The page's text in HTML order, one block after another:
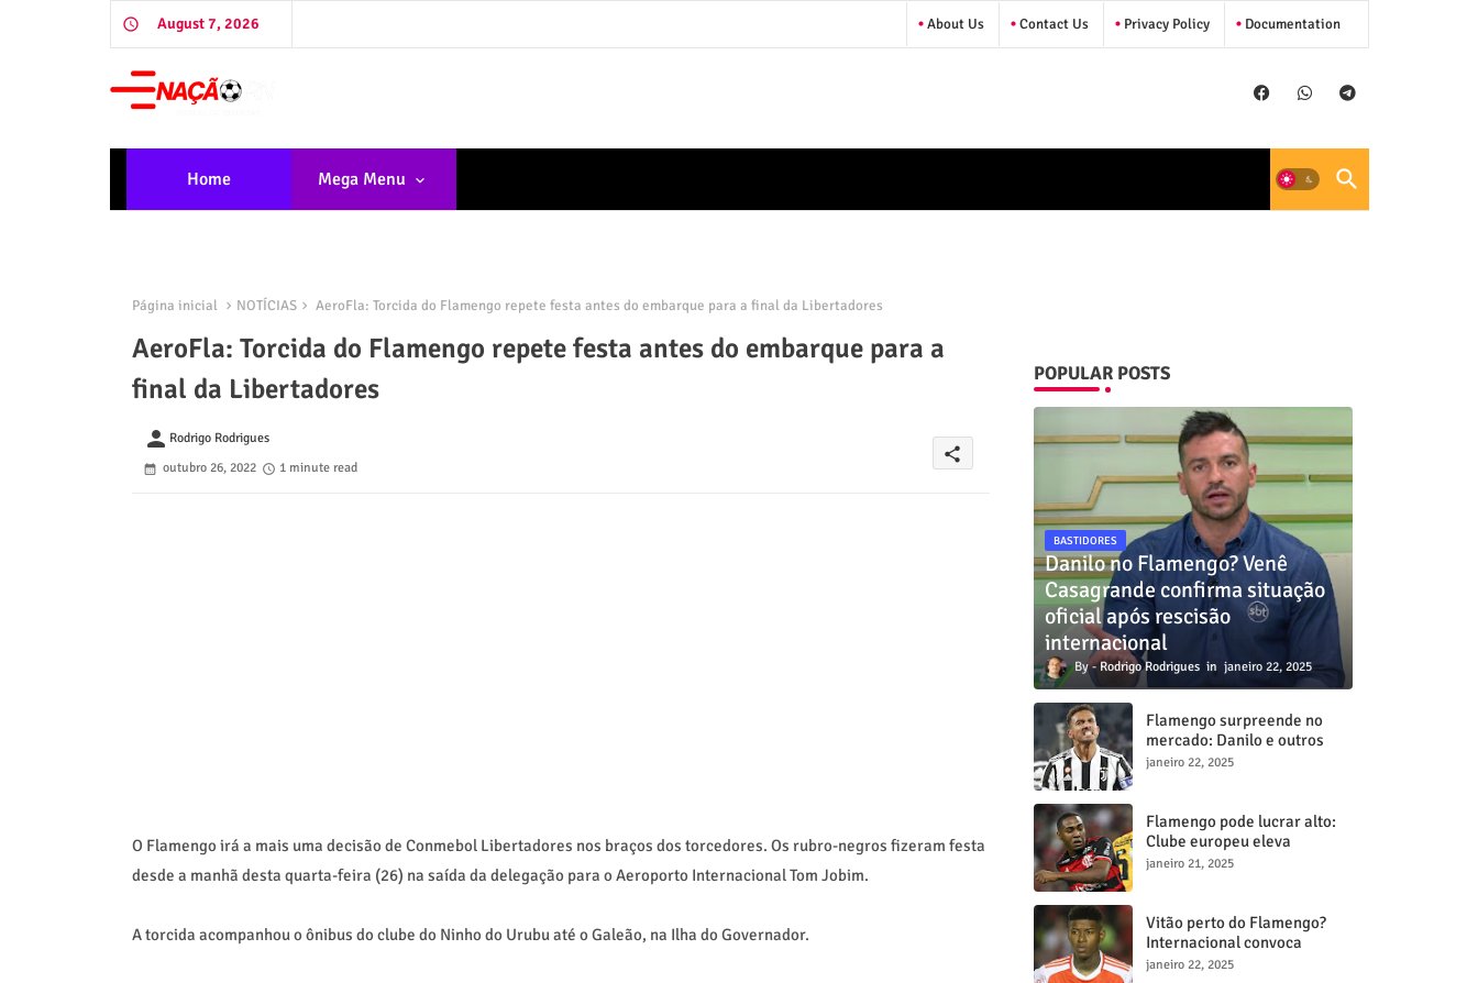
August 7, 2026 About Us Contact Us Privacy Policy Documentation
Home Mega Menu
Página inicial NOTÍCIAS AeroFla: Torcida do Flamengo repete festa antes do embarque para a final da Libertadores
AeroFla: Torcida do Flamengo repete festa antes do embarque para a
final da Libertadores
person Rodrigo Rodrigues
outubro 26, 2022
1 minute read
share
O Flamengo irá a mais uma decisão de Conmebol Libertadores nos braços dos torcedores. Os rubro-negros fizeram festa
desde a manhã desta quarta-feira (26) na saída da delegação para o Aeroporto Internacional Tom Jobim.
A torcida acompanhou o ônibus do clube do Ninho do Urubu até o Galeão, na Ilha do Governador.
POPULAR POSTS
BASTIDORES
Danilo no Flamengo? Venê
Casagrande confirma situação
oficial após rescisão
internacional
Rodrigo Rodrigues janeiro 22, 2025
Flamengo surpreende no
mercado: Danilo e outros
dois craques estão a
janeiro 22, 2025
Flamengo pode lucrar alto:
Clube europeu eleva
proposta por Lorran para R$
janeiro 21, 2025
Vitão perto do Flamengo?
Internacional convoca
reunião decisiva para tentar
janeiro 22, 2025